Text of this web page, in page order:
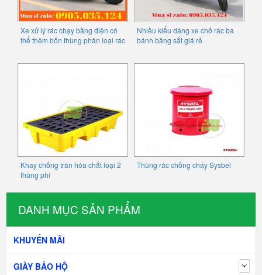
DANH MỤC SẢN PHẨM
KHUYẾN MÃI
GIÀY BẢO HỘ
Xe xử lý rác chạy bằng điện có
thể thêm bốn thùng phân loại rác
Nhiều kiểu dáng xe chở rác ba
bánh bằng sắt giá rẻ
Khay chống tràn hóa chất loại 2
thùng phi
Thùng rác chống cháy Sysbel